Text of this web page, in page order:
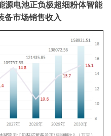
源电池正负极超细粉体智能
备市场销售收入